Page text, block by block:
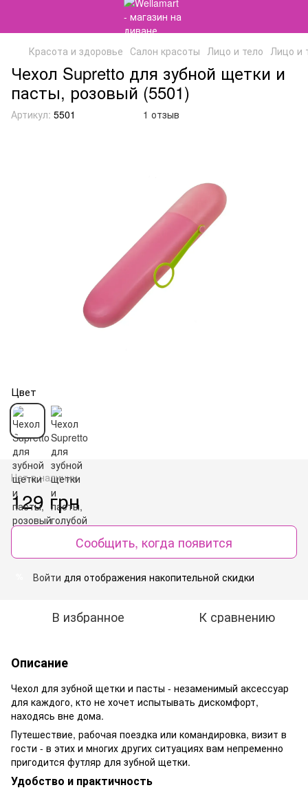
Красота и здоровье Салон красоты Лицо и тело Лицо и
Чехол Supretto для зубной щетки и
пасты, розовый (5501)
Артикул: 5501 1 отзыв
Цвет
Нет в наличии
129 грн
Сообщить, когда появится
Войти для отображения накопительной скидки
В избранное К сравнению
Описание
Чехол для зубной щетки и пасты - незаменимый аксессуар
для каждого, кто не хочет испытывать дискомфорт,
находясь вне дома.
Путешествие, рабочая поездка или командировка, визит в
гости - в этих и многих других ситуациях вам непременно
пригодится футляр для зубной щетки.
Удобство и практичность